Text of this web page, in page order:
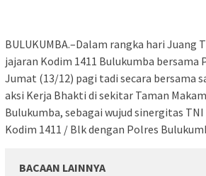
BULUKUMBA.–Dalam rangka hari Juang
jajaran Kodim 1411 Bulukumba bersama
Jumat (13/12) pagi tadi secara bersama
aksi Kerja Bhakti di sekitar Taman
Bulukumba, sebagai wujud sinergitas
Kodim 1411 / Blk dengan Polres
BACAAN LAINNYA